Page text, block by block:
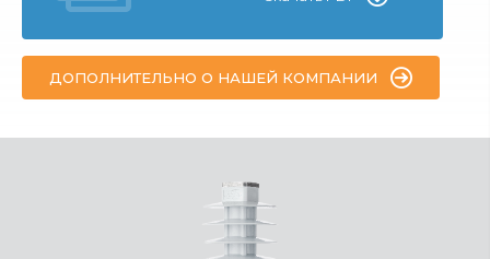
ДОПОЛНИТЕЛЬНО О НАШЕЙ КОМПАНИИ